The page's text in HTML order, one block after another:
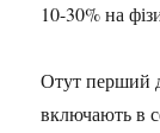
10-30% на
Отут перший
включають в